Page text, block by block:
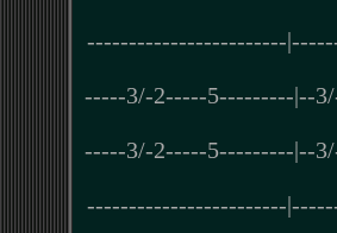
------------------------
-----3/-2-----5---------|--
-----3/-2-----5---------|--
------------------------